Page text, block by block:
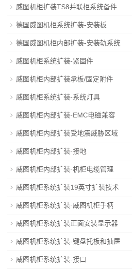
威图机柜扩装TS8并联柜系统备件
德国威图机柜系统扩装-安装板
德国威图机柜内部扩装-安装轨系统
威图机柜系统扩装-紧固件
威图机柜内部扩装承板/固定附件
威图机柜系统扩装-系统灯具
威图机柜内部扩装-EMC电磁兼容
威图机柜内部扩装受地震威胁区域
威图机柜内部扩装-接地
威图机柜内部扩装-机柜电缆管理
威图机柜系统扩装19英寸扩装技术
威图机柜系统扩装-威图机柜手柄
威图机柜系统扩装正面安装显示器
威图机柜系统扩装-键盘托板和抽屉
威图机柜系统扩装-接口